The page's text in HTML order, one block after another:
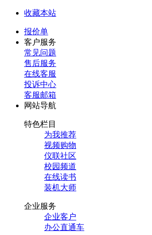
收藏本站
报价单
客户服务
常见问题
售后服务
在线客服
投诉中心
客服邮箱
网站导航
特色栏目
为我推荐
视频购物
仪联社区
校园频道
在线读书
装机大师
企业服务
企业客户
办公直通车